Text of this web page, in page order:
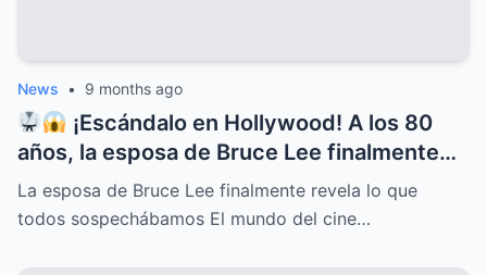
News • 9 months ago
¡Escándalo en Hollywood! A los 80
años, la esposa de Bruce Lee finalmente
rompe el silencio y revela lo que todos
sospechábamos: secretos ocultos,
La esposa de Bruce Lee finalmente revela lo que
todos sospechábamos El mundo del cine…